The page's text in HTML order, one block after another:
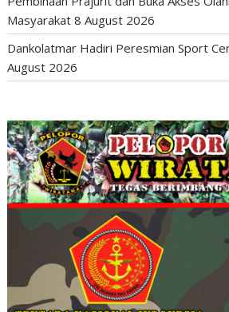
Masyarakat 8 August 2026
Dankolatmar Hadiri Peresmian Sport
August 2026